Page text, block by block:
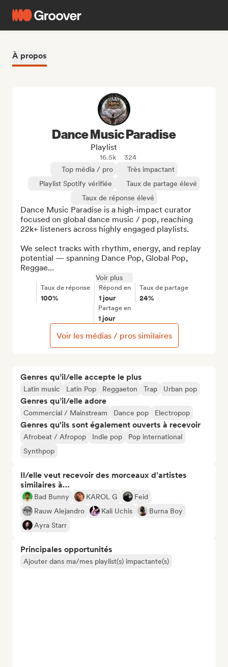
À propos
Genres qu’il/elle accepte le plus
Latin music Latin Pop Reggaeton Trap Urban pop
Genres qu’il/elle adore
Commercial / Mainstream Dance pop Electropop
Genres qu'ils sont également ouverts à recevoir
Afrobeat / Afropop Indie pop
Pop international
Synthpop
Il/elle veut recevoir des morceaux d’artistes
similaires à…
Bad Bunny KAROL G
Feid
Rauw Alejandro
Kali Uchis
Burna Boy
Ayra Starr
Principales opportunités
Ajouter dans ma/mes playlist(s) impactante(s)
Dance Music Paradise
Playlist
16.5k
324
Top média / pro
Très impactant
Playlist Spotify vérifiée
Taux de partage élevé
Taux de réponse élevé
Dance Music Paradise is a high-impact curator
focused on global dance music / pop, reaching
22k+ listeners across highly engaged playlists.
We select tracks with rhythm, energy, and replay
potential — spanning Dance Pop, Global Pop,
Reggae...
Voir plus
Taux de réponse
100%
Répond en
1 jour
Taux de partage
24%
Partage en
1 jour
Voir les médias / pros similaires